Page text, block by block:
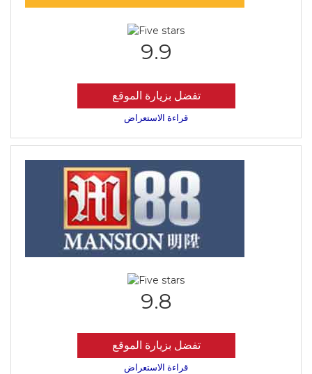
9.9
تفضل بزيارة الموقع
قراءة الاستعراض
9.8
تفضل بزيارة الموقع
قراءة الاستعراض